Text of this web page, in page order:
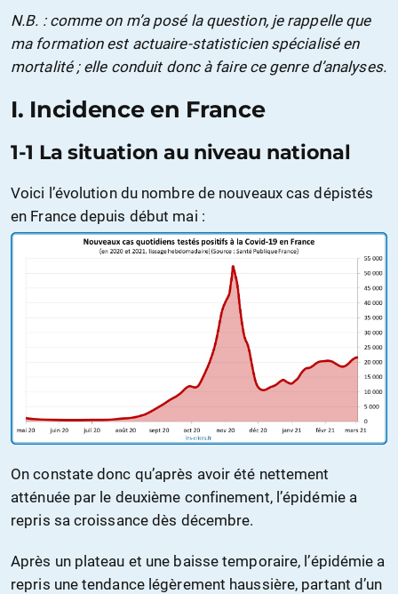
N.B. : comme on m’a posé la question, je rappelle que
ma formation est actuaire-statisticien spécialisé en
mortalité ; elle conduit donc à faire ce genre d’analyses.
I. Incidence en France
1-1 La situation au niveau national
Voici l’évolution du nombre de nouveaux cas dépistés
en France depuis début mai :
On constate donc qu’après avoir été nettement
atténuée par le deuxième confinement, l’épidémie a
repris sa croissance dès décembre.
Après un plateau et une baisse temporaire, l’épidémie a
repris une tendance légèrement haussière, partant d’un